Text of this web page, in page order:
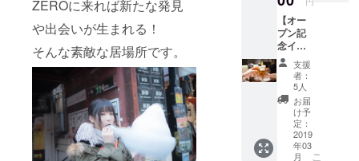
ZEROに来れば新たな発見
や出会いが生まれる！
そんな素敵な居場所です。
20時〜
22時。
※2時間
飲み放
題です
(食べ物
はご用
意して
おりま
せん) ※
食事の
お持込
【オー
プン記
念イベ
ント参
加権利
(2時間
飲み放
題付
き)】
オープ
ン記念
支援
者：
5人
お届
け予
定：
2019
年03
月
こ